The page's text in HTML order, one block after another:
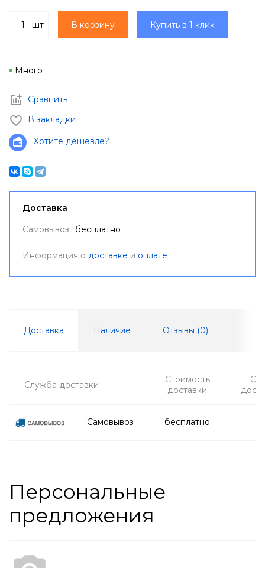
шт В корзину Купить в 1 клик
Много
Сравнить
В закладки
Хотите дешевле?
Доставка
Самовывоз: бесплатно
Информация о доставке и оплате
Доставка Наличие Отзывы (0)
Служба доставки
Стоимость
доставки
Самовывоз бесплатно
Персональные
предложения